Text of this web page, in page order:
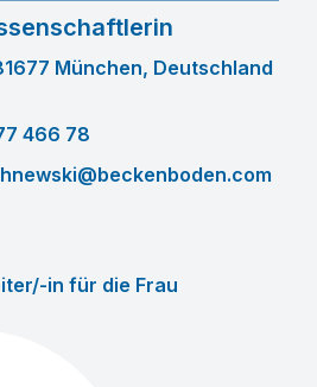
München, Deutschland
466 78
in für die Frau